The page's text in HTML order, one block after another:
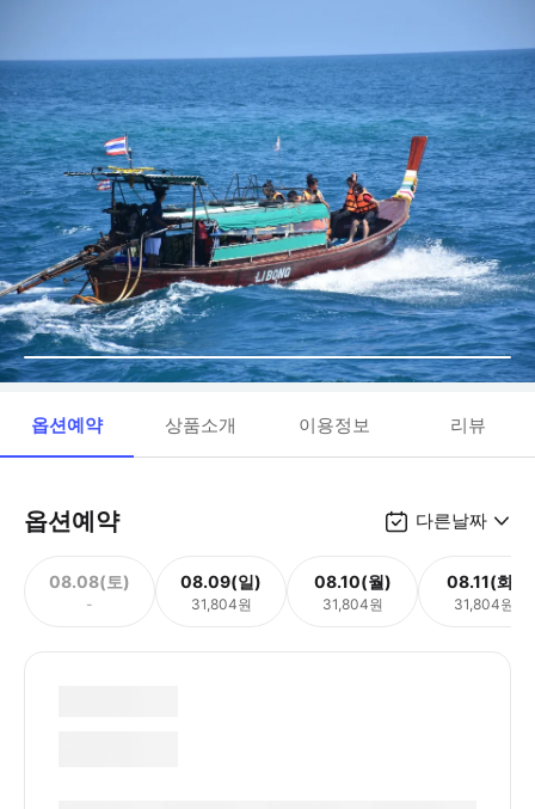
옵션예약 상품소개 이용정보 리뷰
옵션예약 다른날짜
08.08(토)
-
08.09(일)
31,804원
08.10(월)
31,804원
08.11(화)
31,804원